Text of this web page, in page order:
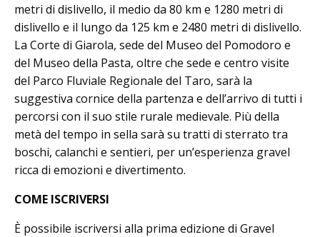
metri di dislivello, il medio da 80 km e 1280 metri di
dislivello e il lungo da 125 km e 2480 metri di dislivello.
La Corte di Giarola, sede del Museo del Pomodoro e
del Museo della Pasta, oltre che sede e centro visite
del Parco Fluviale Regionale del Taro, sarà la
suggestiva cornice della partenza e dell’arrivo di tutti i
percorsi con il suo stile rurale medievale. Più della
metà del tempo in sella sarà su tratti di sterrato tra
boschi, calanchi e sentieri, per un’esperienza gravel
ricca di emozioni e divertimento.
COME ISCRIVERSI
È possibile iscriversi alla prima edizione di Gravel